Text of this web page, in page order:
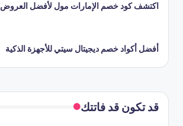
اكتشف كود خصم الإمارات مول لأفضل العروض
أفضل أكواد خصم ديجيتال سيتي للأجهزة الذكية
قد تكون قد فاتتك